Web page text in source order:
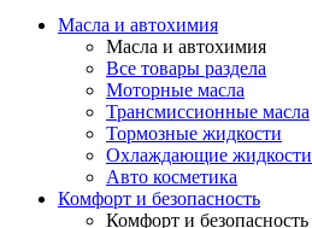
Масла и автохимия
Масла и автохимия
Все товары раздела
Моторные масла
Трансмиссионные масла
Тормозные жидкости
Охлаждающие жидкости
Авто косметика
Комфорт и безопасность
Комфорт и безопасность